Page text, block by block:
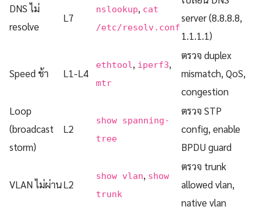
DNS ไม่
resolve
L7
nslookup, cat
/etc/resolv.conf
server (8.8.8.8,
1.1.1.1)
Speed ช้า L1-L4
ethtool , iperf3,
mtr
ตรวจ duplex
mismatch, QoS,
congestion
Loop
(broadcast
storm)
L2
show spanning-
tree
ตรวจ STP
config, enable
BPDU guard
VLAN ไม่ผ่านL2
show vlan, show
trunk
ตรวจ trunk
allowed vlan,
native vlan